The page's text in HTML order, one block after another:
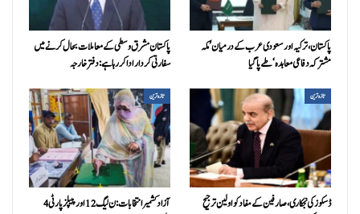
پاکستان، ترکیہ اور سعودی عرب کے درمیان ’مکہ
مشترکہ دفاعی معاہدہ‘ طے پا گیا
پاکستان مشرق وسطی کے معاملات بحال کرنے میں
سفارتی کردار ادا کررہا ہے: دفتر خارجہ
تازہ ترین
ڈسکوز کی نجکاری،صارفین کے مفاد کو اولین ترجیح
تازہ ترین
آزاد کشمیر انتخابات:ن ليگ 12 اور پیپلزپارٹی 4